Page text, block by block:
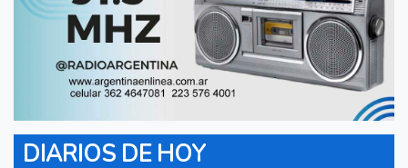
DIARIOS DE HOY